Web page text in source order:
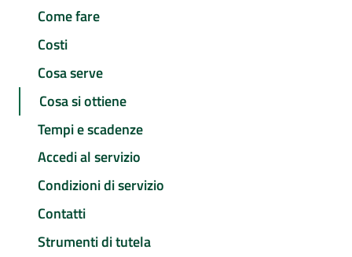
Come fare
Costi
Cosa serve
Cosa si ottiene
Tempi e scadenze
Accedi al servizio
Condizioni di servizio
Contatti
Strumenti di tutela